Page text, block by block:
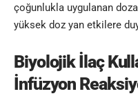
çoğunlukla uygulanan
yüksek doz yan etkilere
Biyolojik İlaç
İnfüzyon